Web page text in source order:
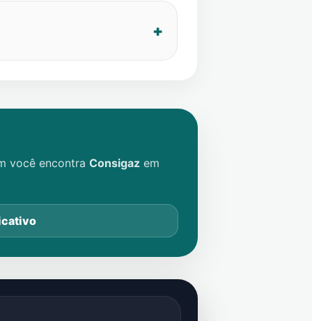
você encontra Consigaz em